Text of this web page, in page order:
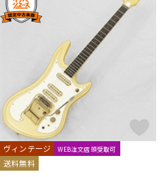
ヴィンテージ WEB注文店頭受取可
送料無料